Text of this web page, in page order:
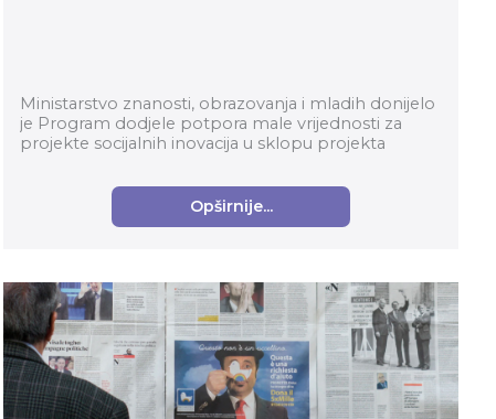
Ministarstvo znanosti, obrazovanja i mladih donijelo
je Program dodjele potpora male vrijednosti za
projekte socijalnih inovacija u sklopu projekta
Opširnije...